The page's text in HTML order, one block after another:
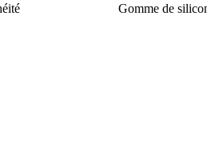
Gomme de